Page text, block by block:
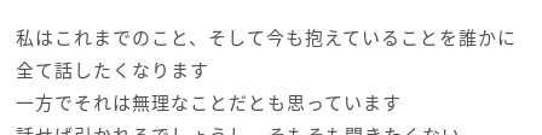
私はこれまでのこと、そして今も抱えていることを誰かに
全て話したくなります
一方でそれは無理なことだとも思っています